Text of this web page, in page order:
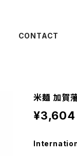
CONTACT
米麺 加賀
¥3,604